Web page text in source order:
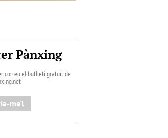
Pànxing
correu el butlletí gratuït de
me'l